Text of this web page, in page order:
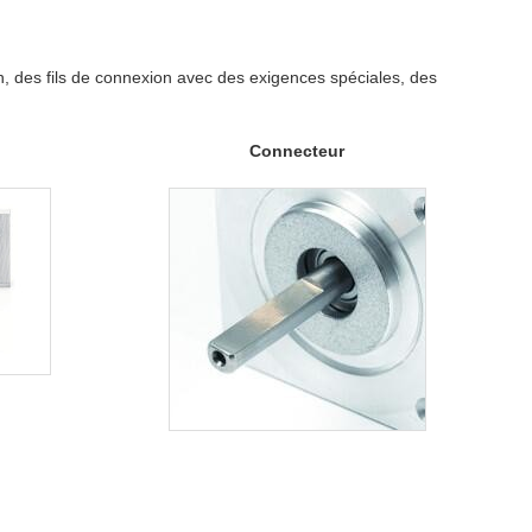
fils de connexion avec des exigences spéciales, des
Connecteur